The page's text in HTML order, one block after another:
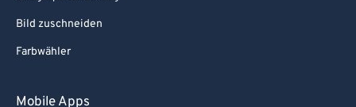
Bild zuschneiden
Farbwähler
Mobile Apps